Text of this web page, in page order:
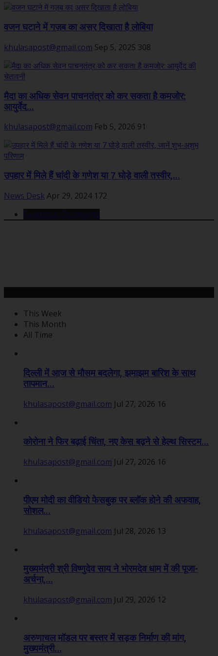
वजन घटाने में गज़ब का असर दिखाता है लोबिया
khulasapost@gmail.com Sep 5, 2025 308
मैदा का अधिक सेवन पाचनतंत्र को कर सकता है कमजोर:
आयुर्वेद...
khulasapost@gmail.com Feb 5, 2026 91
उपहार में मिले हैं चांदी के गणेश या 7 घोड़े वाली तस्वीर,...
News Desk Apr 29, 2024 172
Facebook Comments
This Week
This Month
All Time
दिल्ली में आज से मौसम बदलेगा, झमाझम बारिश के साथ
तापमान...
khulasapost@gmail.com Jul 27, 2026 16
कोरोना ने फिर बढ़ाई चिंता, नए केस बढ़ने से हेल्थ सिस्टम...
khulasapost@gmail.com Jul 27, 2026 16
पीएम मोदी का वीडियो फेसबुक पर ब्लॉक होने की अफवाह,
सोशल...
khulasapost@gmail.com Jul 28, 2026 13
मुख्यमंत्री श्री विष्णुदेव साय ने भोरमदेव धाम में की पूजा-
अर्चना,...
khulasapost@gmail.com Jul 29, 2026 12
अरुणाचल मॉडल पर बस्तर में सड़क निर्माण की मांग,
मुख्यमंत्री...